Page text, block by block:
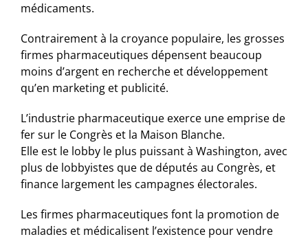
médicaments.
Contrairement à la croyance populaire, les grosses
firmes pharmaceutiques dépensent beaucoup
moins d’argent en recherche et développement
qu’en marketing et publicité.
L’industrie pharmaceutique exerce une emprise de
fer sur le Congrès et la Maison Blanche.
Elle est le lobby le plus puissant à Washington, avec
plus de lobbyistes que de députés au Congrès, et
finance largement les campagnes électorales.
Les firmes pharmaceutiques font la promotion de
maladies et médicalisent l’existence pour vendre